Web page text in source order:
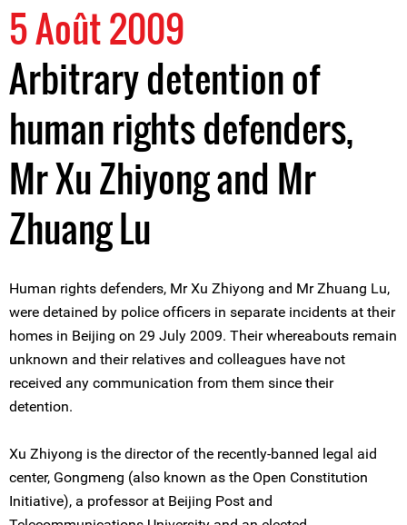
5 Août 2009
Arbitrary detention of
human rights defenders,
Mr Xu Zhiyong and Mr
Zhuang Lu
Human rights defenders, Mr Xu Zhiyong and Mr Zhuang Lu,
were detained by police officers in separate incidents at their
homes in Beijing on 29 July 2009. Their whereabouts remain
unknown and their relatives and colleagues have not
received any communication from them since their
detention.
Xu Zhiyong is the director of the recently-banned legal aid
center, Gongmeng (also known as the Open Constitution
Initiative), a professor at Beijing Post and